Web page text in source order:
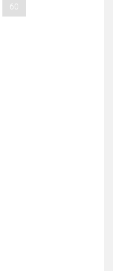
60